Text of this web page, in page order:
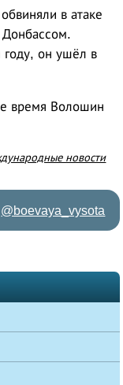
в атаке
Донбассом.
году, он ушёл в
время Волошин
новости
@boevaya_vysota